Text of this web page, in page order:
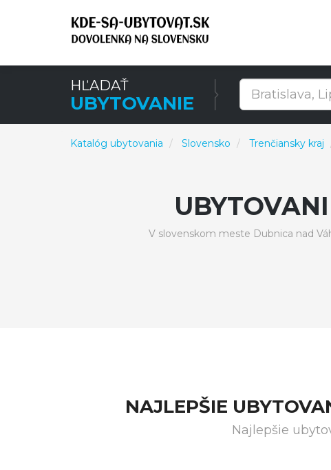
HĽADAŤ
UBYTOVANIE
Katalóg ubytovania Slovensko Trenčiansky kraj
V slovenskom meste Dubnica nad
NAJLEPŠIE
Najlepšie